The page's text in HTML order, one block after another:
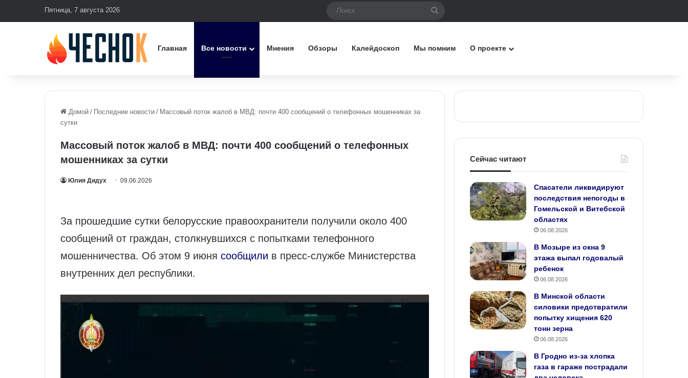
Пятница, 7 августа 2026
Главная Все новости Мнения Обзоры Калейдоскоп Мы помним О проекте
Домой / Последние новости / Массовый поток жалоб в МВД: почти 400 сообщений о телефонных мошенниках за
сутки
Массовый поток жалоб в МВД: почти 400 сообщений о телефонных
мошенниках за сутки
Юлия Дидух 09.06.2026
За прошедшие сутки белорусские правоохранители получили около 400
сообщений от граждан, столкнувшихся с попытками телефонного
мошенничества. Об этом 9 июня сообщили в пресс‑службе Министерства
внутренних дел республики.
Сейчас читают
Спасатели ликвидируют
последствия непогоды в
Гомельской и Витебской
областях
06.08.2026
В Мозыре из окна 9
этажа выпал годовалый
ребенок
06.08.2026
В Минской области
силовики предотвратили
попытку хищения 620
тонн зерна
06.08.2026
В Гродно из-за хлопка
газа в гараже пострадали